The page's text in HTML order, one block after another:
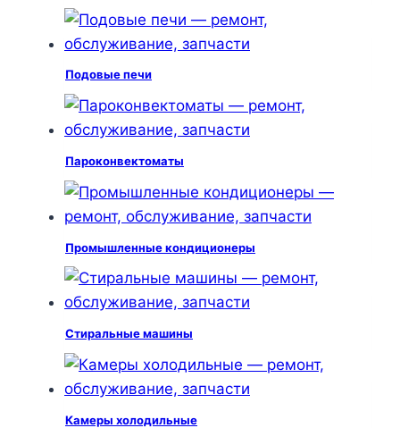
Подовые печи
Пароконвектоматы
Промышленные кондиционеры
Стиральные машины
Камеры холодильные